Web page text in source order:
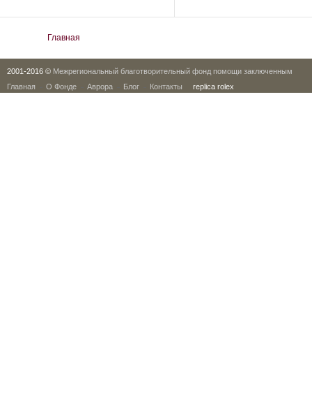
Главная
2001-2016 © Межрегиональный благотворительный фонд помощи заключенным
Главная
О Фонде Аврора Блог Контакты replica rolex